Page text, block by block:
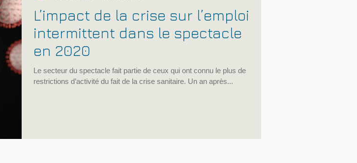
L’impact de la crise sur l’emploi
intermittent dans le spectacle
en 2020
Le secteur du spectacle fait partie de ceux qui ont connu le plus de
restrictions d’activité du fait de la crise sanitaire. Un an après...